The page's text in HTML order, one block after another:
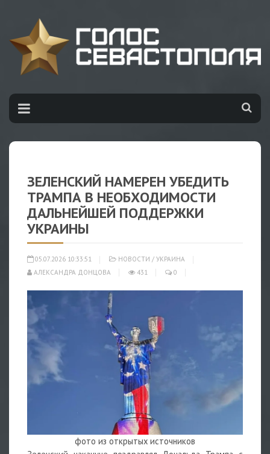
ЗЕЛЕНСКИЙ НАМЕРЕН УБЕДИТЬ
ТРАМПА В НЕОБХОДИМОСТИ
ДАЛЬНЕЙШЕЙ ПОДДЕРЖКИ
УКРАИНЫ
05.07.2026 10:33:51 НОВОСТИ / УКРАИНА
АЛЕКСАНДРА ДОНЦОВА
431 0
фото из открытых источников